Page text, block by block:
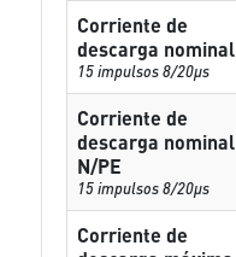
Corriente de
descarga nominal
15 impulsos 8/20µs
Corriente de
descarga nominal
N/PE
15 impulsos 8/20µs
Corriente de